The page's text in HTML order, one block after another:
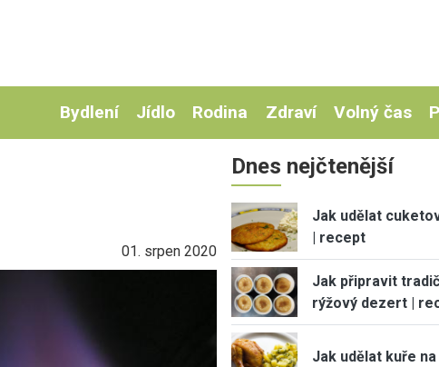
Bydlení Jídlo Rodina Zdraví Volný čas
01. srpen 2020
Dnes nejčtenější
Jak udělat
| recept
Jak připravit
rýžový dezert |
Jak udělat kuře